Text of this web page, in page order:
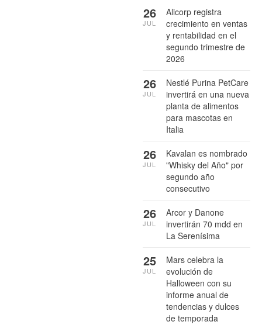
Alicorp registra
crecimiento en ventas
y rentabilidad en el
segundo trimestre de
2026
26
JUL
Nestlé Purina PetCare
invertirá en una nueva
planta de alimentos
para mascotas en
Italia
26
JUL
Kavalan es nombrado
"Whisky del Año" por
segundo año
consecutivo
26
JUL
Arcor y Danone
invertirán 70 mdd en
La Serenísima
26
JUL
Mars celebra la
evolución de
Halloween con su
informe anual de
tendencias y dulces
de temporada
25
JUL